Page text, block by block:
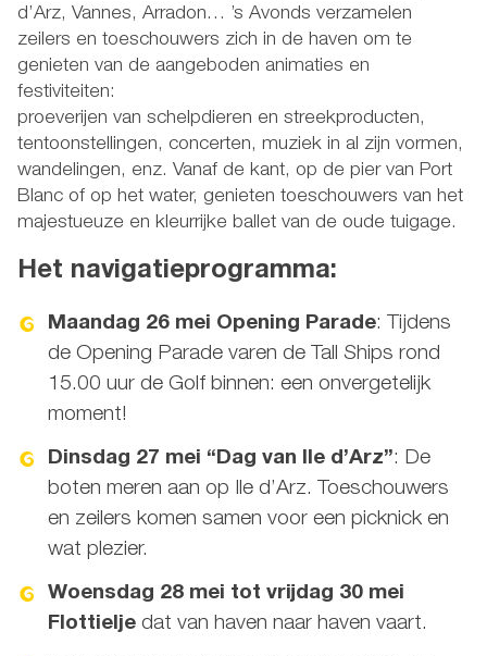
d’Arz, Vannes, Arradon… ’s Avonds verzamelen
zeilers en toeschouwers zich in de haven om te
genieten van de aangeboden animaties en
festiviteiten:
proeverijen van schelpdieren en streekproducten,
tentoonstellingen, concerten, muziek in al zijn vormen,
wandelingen, enz. Vanaf de kant, op de pier van Port
Blanc of op het water, genieten toeschouwers van het
majestueuze en kleurrijke ballet van de oude tuigage.
Het navigatieprogramma:
Maandag 26 mei Opening Parade: Tijdens
de Opening Parade varen de Tall Ships rond
15.00 uur de Golf binnen: een onvergetelijk
moment!
Dinsdag 27 mei “Dag van Ile d’Arz”: De
boten meren aan op Ile d’Arz. Toeschouwers
en zeilers komen samen voor een picknick en
wat plezier.
Woensdag 28 mei tot vrijdag 30 mei
Flottieljedat van haven naar haven vaart.